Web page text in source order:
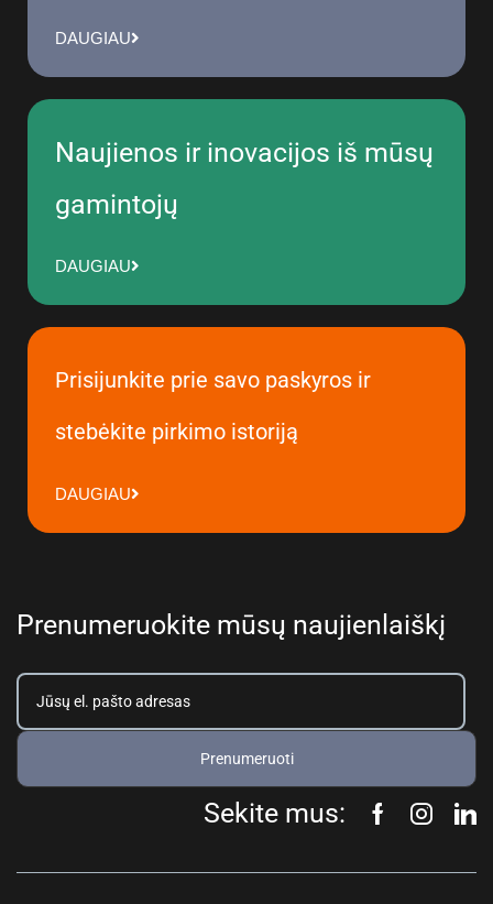
DAUGIAU
Naujienos ir inovacijos iš mūsų
gamintojų
DAUGIAU
Prisijunkite prie savo paskyros ir
stebėkite pirkimo istoriją
DAUGIAU
Prenumeruokite mūsų naujienlaiškį
Prenumeruoti
Sekite mus: